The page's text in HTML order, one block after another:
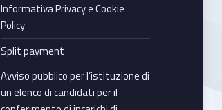
Informativa Privacy e Cookie
Policy
Split payment
Avviso pubblico per l’istituzione di
un elenco di candidati per il